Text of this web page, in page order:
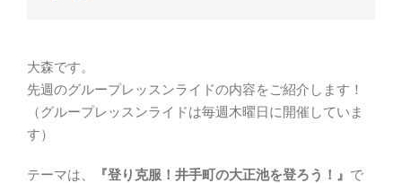
大森です。
先週のグループレッスンライドの内容をご紹介します！
（グループレッスンライドは毎週木曜日に開催していま
す）
テーマは、 『登り克服！井手町の大正池を登ろう！』 で